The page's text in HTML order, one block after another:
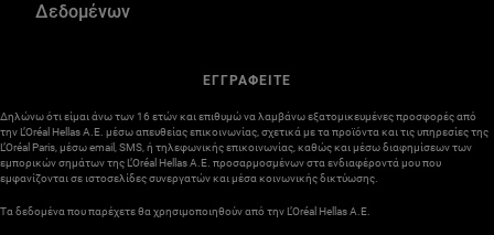
Δεδομένων
ΕΓΓΡΑΦΕΙΤΕ
Δηλώνω ότι είμαι άνω των 16 ετών και επιθυμώ να λαμβάνω εξατομικευμένες προσφορές από
την L’Oréal Hellas A.E. μέσω απευθείας επικοινωνίας, σχετικά με τα προϊόντα και τις υπηρεσίες της
L’Oréal Paris, μέσω email, SMS, ή τηλεφωνικής επικοινωνίας, καθώς και μέσω διαφημίσεων των
εμπορικών σημάτων της L’Oréal Hellas A.E. προσαρμοσμένων στα ενδιαφέροντά μου που
εμφανίζονται σε ιστοσελίδες συνεργατών και μέσα κοινωνικής δικτύωσης.
Τα δεδομένα που παρέχετε θα χρησιμοποιηθούν από την L’Oréal Hellas A.E.